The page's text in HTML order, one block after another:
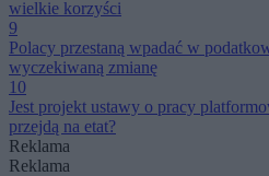
wielkie korzyści
9
Polacy przestaną wpadać w
wyczekiwaną zmianę
10
Jest projekt ustawy o pracy
przejdą na etat?
Reklama
Reklama